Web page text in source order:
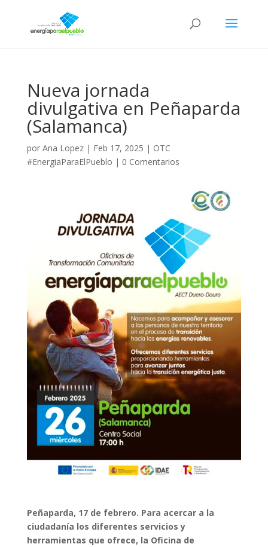
Nueva jornada
divulgativa en Peñaparda
(Salamanca)
por Ana Lopez| Feb 17, 2025 | OTC
#EnergiaParaElPueblo | 0 Comentarios
Peñaparda, 17 de febrero. Para acercar a la
ciudadanía los diferentes servicios y
herramientas que ofrece, la Oficina de